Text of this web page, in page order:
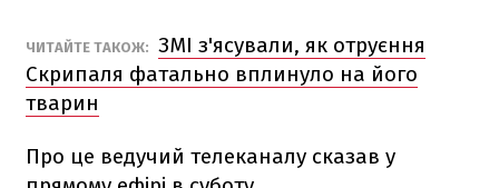
ЧИТАЙТЕ ТАКОЖ: ЗМІ з'ясували, як отруєння
Скрипаля фатально вплинуло на його
тварин
Про це ведучий телеканалу сказав у